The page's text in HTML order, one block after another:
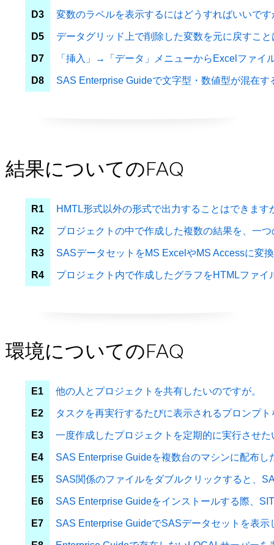
D3 変数のラベルを表示するにはどうすればいいです
D5 データグリッド上で削除した変数を元に戻すこ
D7 「挿入」→「データ」メニューからExcelファイ
D8 SAS Enterprise Guideで文字型・数値型が混在
結果についてのFAQ
R1 HMTL形式以外の形式で出力することはできます
R2 プロジェクトの中で作成した複数の結果を、一
R3 SASデータセットをMS ExcelやMS Accessに変
R4 プロジェクト内で作成したグラフをHTMLファ
環境についてのFAQ
E1 他の人とプロジェクトを共有したいのですが。
E2 タスクを再実行するたびに表示されるプロンプ
E3 一度作成したプロジェクトを定期的に実行させた
E4 SAS Enterprise Guideを複数台のマシンに配布
E5 SAS関係のファイルをダブルクリックすると、
E6 SAS Enterprise Guideをインストールする際、
E7 SAS Enterprise GuideでSASデータセットを表